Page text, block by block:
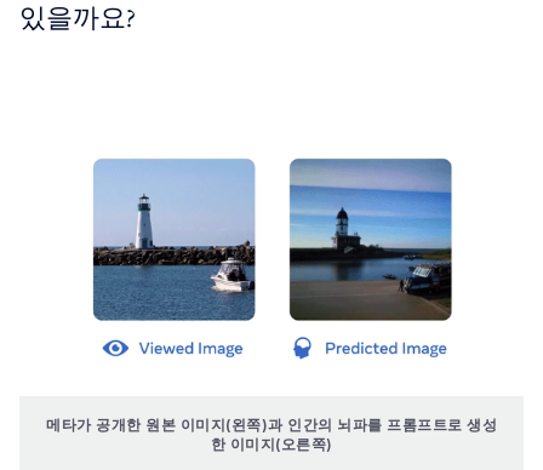
있을까요?
메타가 공개한 원본 이미지(왼쪽)과 인간의 뇌파를 프롬프트로 생성
한 이미지(오른쪽)